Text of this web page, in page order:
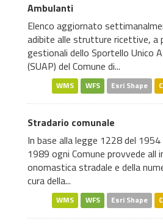
Ambulanti
Elenco aggiornato
adibite alle strutture ricettive, a
gestionali dello Sportello Unico
(SUAP) del Comune di...
WMS WFS Esri Shape
Stradario comunale
In base alla legge 1228 del
1989 ogni Comune provvede all
onomastica stradale e della
cura della...
WMS WFS Esri Shape